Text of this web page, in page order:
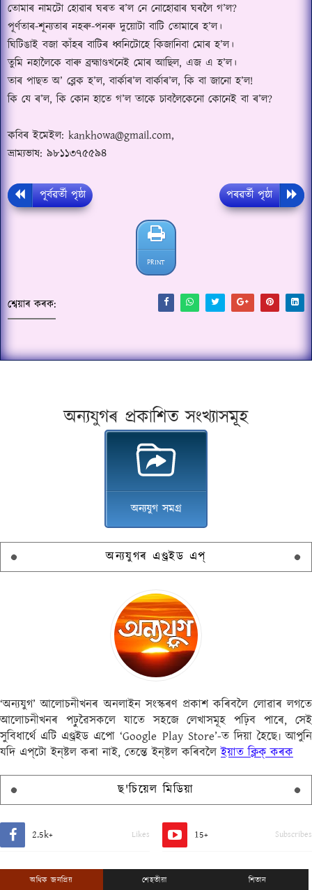
তোমাৰ নামটো হোৱাৰ ঘৰত ৰ’ল নে নোহোৱাৰ ঘৰলৈ গ’ল?
পূৰ্ণতাৰ-শূন্যতাৰ নহৰু-পনৰু দুয়োটা বাটি তোমাৰে হ’ল।
ঘিটিঙাই বজা কাঁহৰ বাটিৰ ধ্বনিটোহে কিজানিবা মোৰ হ’ল।
তুমি নহালৈকে বাৰু ব্ৰহ্মাণ্ডখনেই মোৰ আছিল, এজ এ হ’ল।
তাৰ পাছত অ’ ব্লেক হ’ল,বাৰ্কাৰ’ল বাৰ্কাৰ’ল,কি বা জানো হ’ল!
কি যে ৰ’ল,কি কোন হাতে গ’ল তাকে চাবলৈকেনো কোনেই বা ৰ’ল?
কবিৰ ইমেইল: kankhowa@gmail.com,
ভ্ৰাম্যভাষ: ৯৮১১৩৭৫৫৯৪
পূৰ্বৱৰ্তী পৃষ্ঠা পৰৱৰ্তী পৃষ্ঠা
PRINT
শ্বেয়াৰ কৰক:
অন্যযুগৰ প্ৰকাশিত সংখ্যাসমূহ
অন্যযুগ সমগ্ৰ
অন্যযুগৰ এণ্ড্ৰইড এপ্
‘অন্যযুগ’ আলোচনীখনৰ অনলাইন সংস্কৰণ প্ৰকাশ কৰিবলৈ লোৱাৰ লগতে
আলোচনীখনৰ পঢ়ুৱৈসকলে যাতে সহজে লেখাসমূহ পঢ়িব পাৰে, সেই
সুবিধাৰ্থে এটি এণ্ড্ৰইড এপো ‘Google Play Store’-ত দিয়া হৈছে৷ আপুনি
যদি এপ্‌টো ইন্‌ষ্টল কৰা নাই, তেন্তে ইন্‌ষ্টল কৰিবলৈইয়াত ক্লিক্ কৰক
ছ'চিয়েল মিডিয়া
2.5k+ Likes 15+ Subscribes
অধিক জনপ্ৰিয় শেহতীয়া শিতান